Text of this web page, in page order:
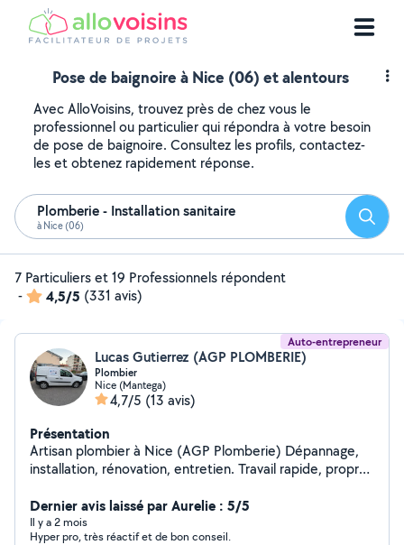
Pose de baignoire à Nice (06) et alentours
Avec AlloVoisins, trouvez près de chez vous le
professionnel ou particulier qui répondra à votre besoin
de pose de baignoire. Consultez les profils, contactez-
les et obtenez rapidement réponse.
Plomberie - Installation sanitaire
à Nice (06)
7 Particuliers et 19 Professionnels répondent
-
4,5/5 (331 avis)
Auto-entrepreneur
Lucas Gutierrez (AGP PLOMBERIE)
Plombier
Nice (Mantega)
4,7/5 (13 avis)
Présentation
Artisan plombier à Nice (AGP Plomberie) Dépannage,
installation, rénovation, entretien. Travail rapide, propre
secteur de nice et ses alentours.
Dernier avis laissé par Aurelie : 5/5
Il y a 2 mois
Hyper pro, très réactif et de bon conseil.